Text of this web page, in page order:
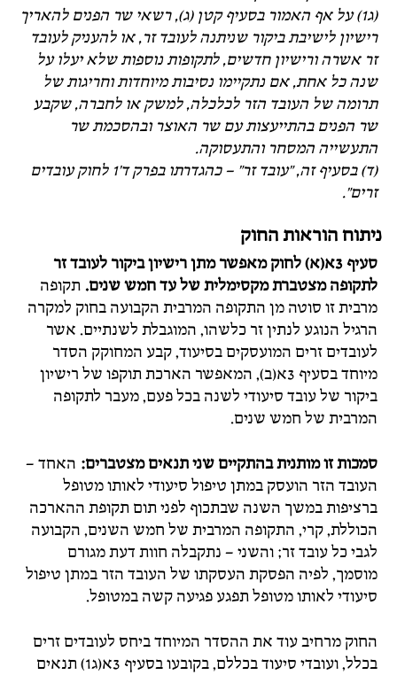
(ג1) על אף האמור בסעיף קטן (ג), רשאי שר הפנים להאריך
רישיון לישיבת ביקור שניתנה לעובד זר, או להעניק לעובד
זר אשרה ורישיון חדשים, לתקופות נוספות שלא יעלו על
שנה כל אחת, אם נתקיימו נסיבות מיוחדות וחריגות של
תרומה של העובד הזר לכלכלה, למשק או לחברה, שקבע
שר הפנים בהתייעצות עם שר האוצר ובהסכמת שר
התעשייה המסחר והתעסוקה.
(ד) בסעיף זה, "עובד זר" – כהגדרתו בפרק ד'1 לחוק עובדים
זרים".
ניתוח הוראות החוק
סעיף 3א(א) לחוק מאפשר מתן רישיון ביקור לעובד זר
לתקופה מצטברת מקסימלית של עד חמש שנים. תקופה
מרבית זו סוטה מן התקופה המרבית הקבועה בחוק למקרה
הרגיל הנוגע לנתין זר כלשהו, המוגבלת לשנתיים. אשר
לעובדים זרים המועסקים בסיעוד, קבע המחוקק הסדר
מיוחד בסעיף 3א(ב), המאפשר הארכת תוקפו של רישיון
ביקור של עובד סיעודי לשנה בכל פעם, מעבר לתקופה
המרבית של חמש שנים.
סמכות זו מותנית בהתקיים שני תנאים מצטברים: האחד –
העובד הזר הועסק במתן טיפול סיעודי לאותו מטופל
ברציפות במשך השנה שבתכוף לפני תום תקופת ההארכה
הכוללת, קרי, התקופה המרבית של חמש השנים, הקבועה
לגבי כל עובד זר; והשני – נתקבלה חוות דעת מגורם
מוסמך, לפיה הפסקת העסקתו של העובד הזר במתן טיפול
סיעודי לאותו מטופל תפגע פגיעה קשה במטופל.
החוק מרחיב עוד את ההסדר המיוחד ביחס לעובדים זרים
בכלל, ועובדי סיעוד בכללם, בקובעו בסעיף 3א(ג1) תנאים